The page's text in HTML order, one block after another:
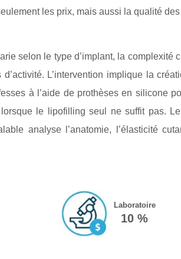
les prix, mais aussi la qualité des
selon le type d’implant, la complexité
L’intervention implique la
à l’aide de prothèses en silicone
le lipofilling seul ne suffit pas.
analyse l’anatomie, l’élasticité
Laboratoire
10 %